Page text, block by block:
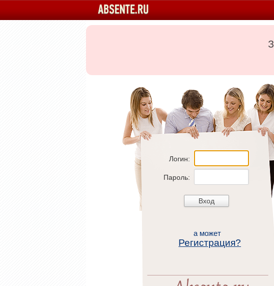
Логин:
Пароль:
а может
Регистрация?